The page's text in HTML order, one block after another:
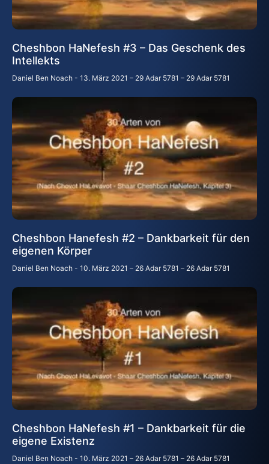
Cheshbon HaNefesh #3 – Das Geschenk des
Intellekts
Daniel Ben Noach 13. März 2021 – 29 Adar 5781 – 29 Adar 5781
Cheshbon Hanefesh #2 – Dankbarkeit für den
eigenen Körper
Daniel Ben Noach 10. März 2021 – 26 Adar 5781 – 26 Adar 5781
Cheshbon HaNefesh #1 – Dankbarkeit für die
eigene Existenz
Daniel Ben Noach 10. März 2021 – 26 Adar 5781 – 26 Adar 5781